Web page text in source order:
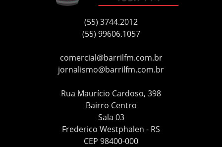
(55) 3744.2012
(55) 99606.1057
comercial@barrilfm.com.br
jornalismo@barrilfm.com.br
Rua Maurício Cardoso, 398
Bairro Centro
Sala 03
Frederico Westphalen - RS
CEP 98400-000